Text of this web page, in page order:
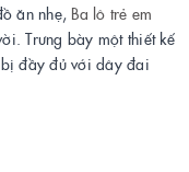
ăn nhẹ, Ba lô trẻ em
Trưng bày một thiết kế
đầy đủ với dây đai